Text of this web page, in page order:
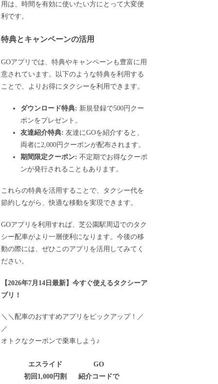
用は、時間を有効に使いたい方にとって大変便
利です。
特典とキャンペーンの活用
GOアプリでは、特典やキャンペーンも豊富に用
意されています。以下のような特典を利用する
ことで、よりお得にタクシーを利用できます。
ダウンロード特典: 新規登録で500円クー
ポンをプレゼント。
友達紹介特典: 友達にGOを紹介すると、
両者に2,000円クーポンが配布されます。
期間限定クーポン: 不定期でお得なクーポ
ンが発行されることもあります。
これらの特典を活用することで、タクシー代を
節約しながら、快適な移動を実現できます。
GOアプリを利用すれば、芝公園駅周辺でのタク
シー配車がより一層便利になります。今後の移
動の際には、ぜひこのアプリを活用してみてく
ださい。
【2026年7月14日最新】今すぐ使えるタクシーア
プリ！
＼＼配車のおすすめアプリをピックアップ！／
／
オトクなクーポンで乗車しよう♪
エスライド
初回1,000円割
GO
紹介コードで